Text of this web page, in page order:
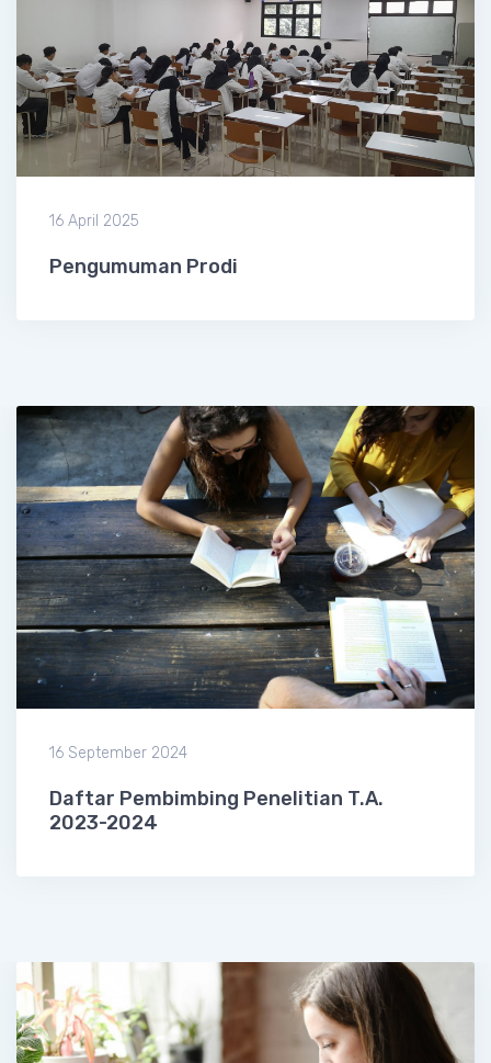
16 April 2025
Pengumuman Prodi
16 September 2024
Daftar Pembimbing Penelitian T.A.
2023-2024